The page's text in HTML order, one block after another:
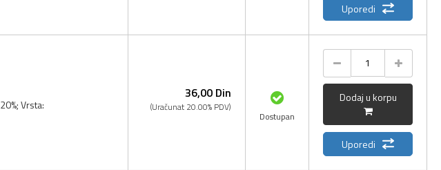
Uporedi
Vrsta:
36,00 Din
(Uračunat 20.00% PDV)
Dostupan
Dodaj u korpu
Uporedi